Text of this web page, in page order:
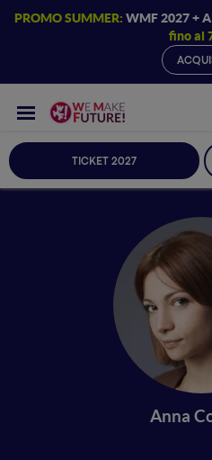
PROMO SUMMER: WMF 2027 +
fino al
TICKET 2027
Anna